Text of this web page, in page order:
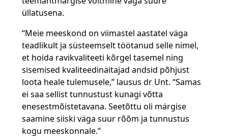
üllatusena.
“Meie meeskond on viimastel aastatel väga
teadlikult ja süsteemselt töötanud selle nimel,
et hoida ravikvaliteeti kõrgel tasemel ning
sisemised kvaliteedinäitajad andsid põhjust
loota heale tulemusele,” lausus dr Unt. “Samas
ei saa sellist tunnustust kunagi võtta
enesestmõistetavana. Seetõttu oli märgise
saamine siiski väga suur rõõm ja tunnustus
kogu meeskonnale.”